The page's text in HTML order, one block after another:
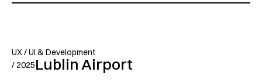
/ 2025Lublin Airport
UX / UI & Development